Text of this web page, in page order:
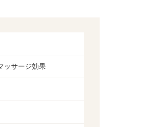
ッサージ効果